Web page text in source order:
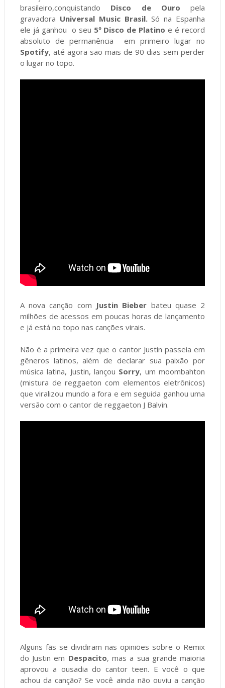
brasileiro,conquistando Disco de Ouropela
gravadora Universal Music Brasil.Só na Espanha
ele já ganhou o seu 5º Disco de Platino e é record
absoluto de permanência em primeiro lugar no
Spotify, até agora são mais de 90 dias sem perder
o lugar no topo.
A nova canção com Justin Bieber bateu quase 2
milhões de acessos em poucas horas de lançamento
e já está no topo nas canções virais.
Não é a primeira vez que o cantor Justin passeia em
gêneros latinos, além de declarar sua paixão por
música latina, Justin, lançou Sorry, um moombahton
(mistura de reggaeton com elementos eletrônicos)
que viralizou mundo a fora e em seguida ganhou uma
versão com o cantor de reggaeton J Balvin.
Alguns fãs se dividiram nas opiniões sobre o Remix
do Justin em Despacito, mas a sua grande maioria
aprovou a ousadia do cantor teen. E você o que
achou da canção? Se você ainda não ouviu a canção